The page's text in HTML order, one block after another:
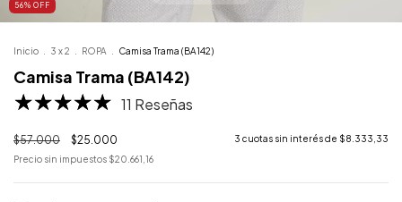
56% OFF
Inicio 3 x 2 ROPA Camisa Trama (BA142)
Camisa Trama (BA142)
11 Reseñas
$57.000 $25.000 3 cuotas sin interés de $8.333,33
Precio sin impuestos $20.661,16